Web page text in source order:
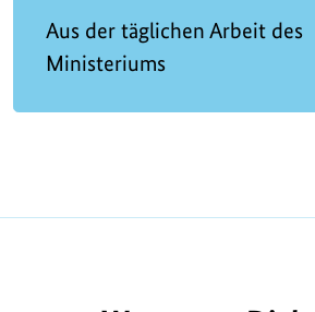
Aus der täglichen Arbeit des
Ministeriums